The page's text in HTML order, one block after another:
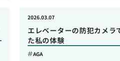
エレベーターの防犯カメラ
た私の体験
2026.03.07
AGA